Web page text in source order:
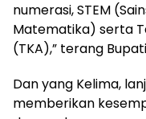
numerasi, STEM
Matematika) serta
(TKA),” terang
Dan yang Kelima,
memberikan